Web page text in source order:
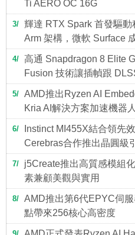
Ti AERO OC 16G
3
輝達 RTX Spark 首發驅
Arm 架構，微軟 Surface
4
高通 Snapdragon 8 Elite
Fusion 技術讓插幀跟
5
AMD推出Ryzen AI
Kria AI解決方案加速機器
6
Instinct MI455X結合領先
Cerebras合作推出晶圓級
7
j5Create推出高質感模組
素兼顧美觀與實用
8
AMD推出第6代EPYC伺
點帶來256核心高密度